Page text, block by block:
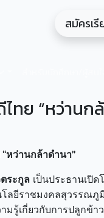
สมัครเรี
ย “หว่านกล้
หว่านกล้าดำนา”
ระกูลเป็นประธานเปิด
ลยีราชมงคลสุวรรณ
รู้เกี่ยวกับการปลูกข้า